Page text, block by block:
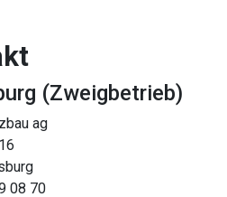
(Zweigbetrieb)
ag
08 70